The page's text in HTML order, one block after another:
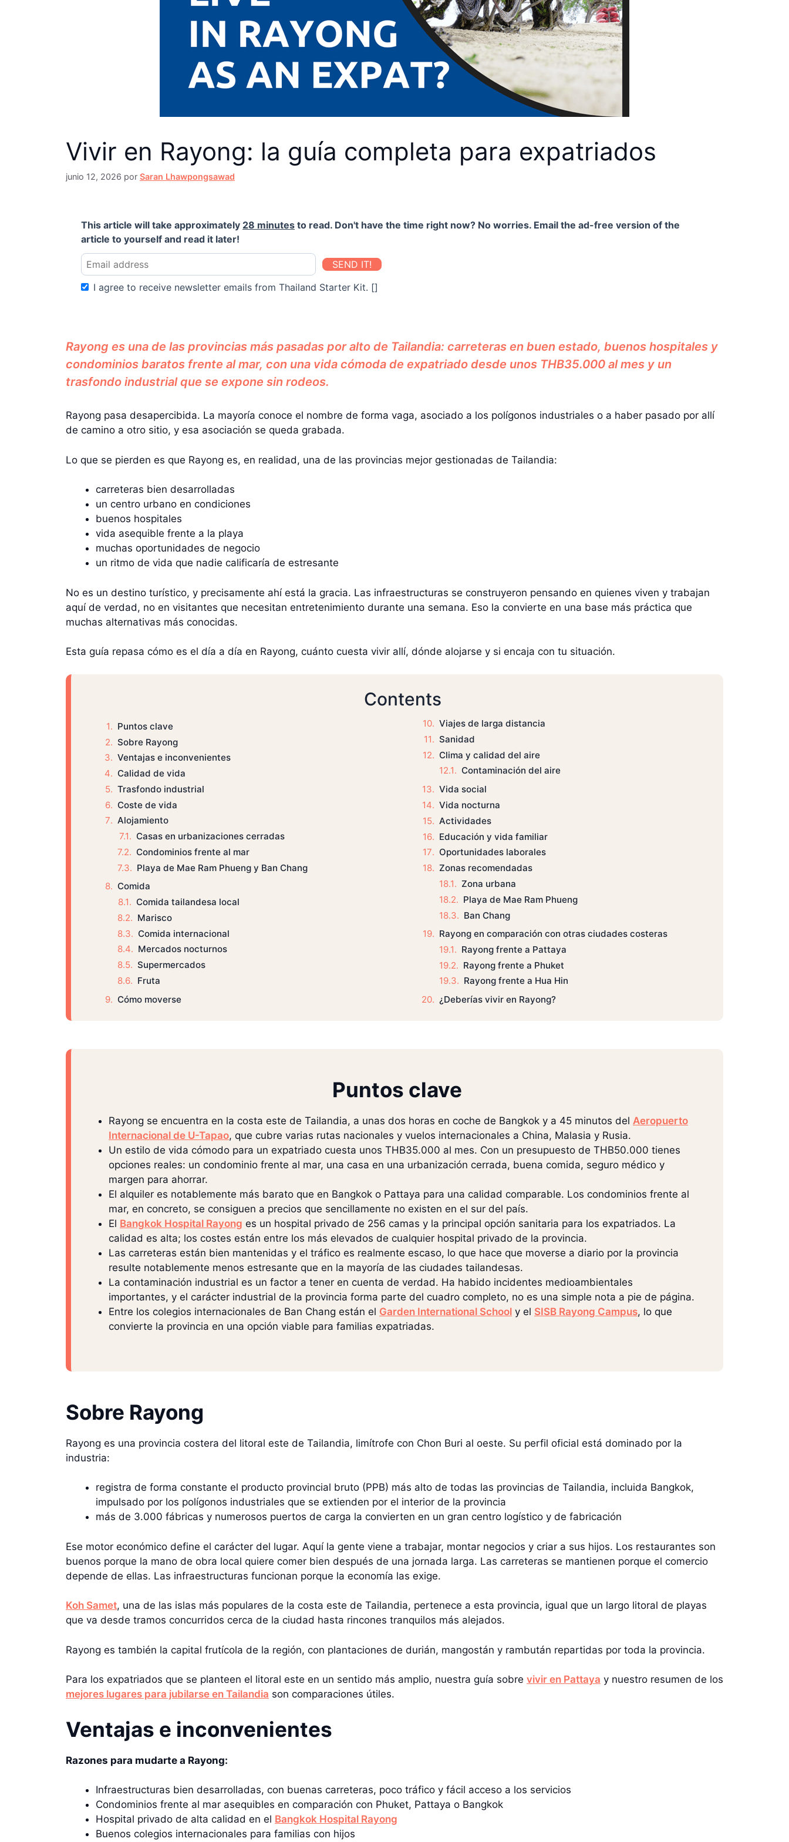
Vivir en Rayong: la guía completa para expatriados
junio 12, 2026 por Saran Lhawpongsawad
This article will take approximately 28 minutes to read. Don't have the time right now? No worries. Email the ad-free version of the
article to yourself and read it later!
SEND IT!
I agree to receive newsletter emails from Thailand Starter Kit. []
Rayong es una de las provincias más pasadas por alto de Tailandia: carreteras en buen estado, buenos hospitales y
condominios baratos frente al mar, con una vida cómoda de expatriado desde unos THB35.000 al mes y un
trasfondo industrial que se expone sin rodeos.
Rayong pasa desapercibida. La mayoría conoce el nombre de forma vaga, asociado a los polígonos industriales o a haber pasado por allí
de camino a otro sitio, y esa asociación se queda grabada.
Lo que se pierden es que Rayong es, en realidad, una de las provincias mejor gestionadas de Tailandia:
carreteras bien desarrolladas
un centro urbano en condiciones
buenos hospitales
vida asequible frente a la playa
muchas oportunidades de negocio
un ritmo de vida que nadie calificaría de estresante
No es un destino turístico, y precisamente ahí está la gracia. Las infraestructuras se construyeron pensando en quienes viven y trabajan
aquí de verdad, no en visitantes que necesitan entretenimiento durante una semana. Eso la convierte en una base más práctica que
muchas alternativas más conocidas.
Esta guía repasa cómo es el día a día en Rayong, cuánto cuesta vivir allí, dónde alojarse y si encaja con tu situación.
Contents
Puntos clave
Sobre Rayong
Ventajas e inconvenientes
Calidad de vida
Trasfondo industrial
Coste de vida
Alojamiento
Casas en urbanizaciones cerradas
Condominios frente al mar
Playa de Mae Ram Phueng y Ban Chang
Comida
Comida tailandesa local
Marisco
Comida internacional
Mercados nocturnos
Supermercados
Fruta
Cómo moverse
Viajes de larga distancia
Sanidad
Clima y calidad del aire
Contaminación del aire
Vida social
Vida nocturna
Actividades
Educación y vida familiar
Oportunidades laborales
Zonas recomendadas
Zona urbana
Playa de Mae Ram Phueng
Ban Chang
Rayong en comparación con otras ciudades costeras
Rayong frente a Pattaya
Rayong frente a Phuket
Rayong frente a Hua Hin
¿Deberías vivir en Rayong?
Puntos clave
Rayong se encuentra en la costa este de Tailandia, a unas dos horas en coche de Bangkok y a 45 minutos del Aeropuerto
Internacional de U-Tapao, que cubre varias rutas nacionales y vuelos internacionales a China, Malasia y Rusia.
Un estilo de vida cómodo para un expatriado cuesta unos THB35.000 al mes. Con un presupuesto de THB50.000 tienes
opciones reales: un condominio frente al mar, una casa en una urbanización cerrada, buena comida, seguro médico y
margen para ahorrar.
El alquiler es notablemente más barato que en Bangkok o Pattaya para una calidad comparable. Los condominios frente al
mar, en concreto, se consiguen a precios que sencillamente no existen en el sur del país.
El Bangkok Hospital Rayong es un hospital privado de 256 camas y la principal opción sanitaria para los expatriados. La
calidad es alta; los costes están entre los más elevados de cualquier hospital privado de la provincia.
Las carreteras están bien mantenidas y el tráfico es realmente escaso, lo que hace que moverse a diario por la provincia
resulte notablemente menos estresante que en la mayoría de las ciudades tailandesas.
La contaminación industrial es un factor a tener en cuenta de verdad. Ha habido incidentes medioambientales
importantes, y el carácter industrial de la provincia forma parte del cuadro completo, no es una simple nota a pie de página.
Entre los colegios internacionales de Ban Chang están el Garden International School y el SISB Rayong Campus, lo que
convierte la provincia en una opción viable para familias expatriadas.
Sobre Rayong
Rayong es una provincia costera del litoral este de Tailandia, limítrofe con Chon Buri al oeste. Su perfil oficial está dominado por la
industria:
registra de forma constante el producto provincial bruto (PPB) más alto de todas las provincias de Tailandia, incluida Bangkok,
impulsado por los polígonos industriales que se extienden por el interior de la provincia
más de 3.000 fábricas y numerosos puertos de carga la convierten en un gran centro logístico y de fabricación
Ese motor económico define el carácter del lugar. Aquí la gente viene a trabajar, montar negocios y criar a sus hijos. Los restaurantes son
buenos porque la mano de obra local quiere comer bien después de una jornada larga. Las carreteras se mantienen porque el comercio
depende de ellas. Las infraestructuras funcionan porque la economía las exige.
Koh Samet, una de las islas más populares de la costa este de Tailandia, pertenece a esta provincia, igual que un largo litoral de playas
que va desde tramos concurridos cerca de la ciudad hasta rincones tranquilos más alejados.
Rayong es también la capital frutícola de la región, con plantaciones de durián, mangostán y rambután repartidas por toda la provincia.
Para los expatriados que se planteen el litoral este en un sentido más amplio, nuestra guía sobre vivir en Pattaya y nuestro resumen de los
mejores lugares para jubilarse en Tailandia son comparaciones útiles.
Ventajas e inconvenientes
Razones para mudarte a Rayong:
Infraestructuras bien desarrolladas, con buenas carreteras, poco tráfico y fácil acceso a los servicios
Condominios frente al mar asequibles en comparación con Phuket, Pattaya o Bangkok
Hospital privado de alta calidad en el Bangkok Hospital Rayong
Buenos colegios internacionales para familias con hijos